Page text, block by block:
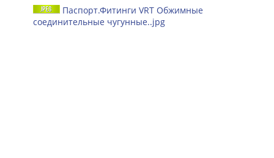
Паспорт.Фитинги VRT Обжимные
соединительные чугунные..jpg